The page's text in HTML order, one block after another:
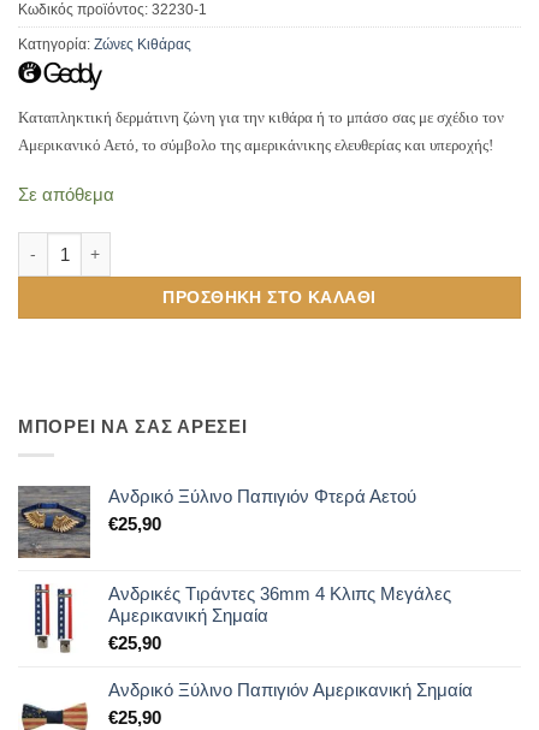
Κωδικός προϊόντος: 32230-1
Κατηγορία: Ζώνες Κιθάρας
Καταπληκτική δερμάτινη ζώνη για την κιθάρα ή το μπάσο σας με σχέδιο τον
Αμερικανικό Αετό, το σύμβολο της αμερικάνικης ελευθερίας και υπεροχής!
Σε απόθεμα
ΠΡΟΣΘΉΚΗ ΣΤΟ ΚΑΛΆΘΙ
ΜΠΟΡΕΙ ΝΑ ΣΑΣ ΑΡΕΣΕΙ
Ανδρικό Ξύλινο Παπιγιόν Φτερά Αετού
€25,90
Ανδρικές Tιράντες 36mm 4 Κλιπς Μεγάλες
Αμερικανική Σημαία
€25,90
Ανδρικό Ξύλινο Παπιγιόν Αμερικανική Σημαία
€25,90